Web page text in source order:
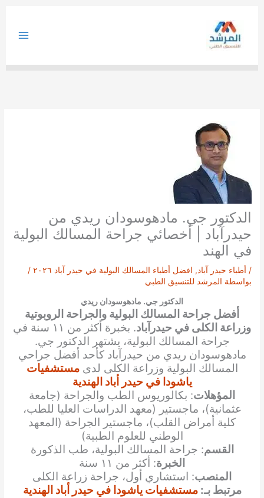
الدكتور جي. مادهوسودان ريدي من
حيدرآباد | أخصائي جراحة المسالك البولية
في الهند
/ أطباء حيدر آباد, افضل أطباء المسالك البولية في حيدر آباد ٢٠٢٦
/
بواسطة المرشد للتنسيق الطبي
الدكتور جي. مادهوسودان ريدي
أفضل جراحة المسالك البولية والجراحة الروبوتية
وزراعة الكلى في حيدرآباد
. بخبرة أكثر من ١١ سنة في
جراحة المسالك البولية، يشتهر الدكتور جي.
مادهوسودان ريدي من حيدرآباد كأحد أفضل جراحي
المسالك البولية وزراعة الكلى لدىمستشفيات
ياشودا في حيدر أباد الهندية
المؤهلات: بكالوريوس الطب والجراحة (جامعة
عثمانية)، ماجستير (معهد الدراسات العليا للطب،
كلية أمراض القلب)، ماجستير الجراحة (المعهد
الوطني للعلوم الطبية)
القسم: جراحة المسالك البولية، طب الذكورة
الخبرة: أكثر من ١١ سنة
المنصب: استشاري أول، جراحة زراعة الكلى
مرتبط بـ:مستشفيات ياشودا في حيدر أباد الهندية